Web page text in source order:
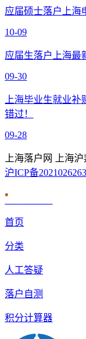
应届硕士落户上海
10-09
应届生落户上海最
09-30
上海毕业生就业
错过！
09-28
上海落户网 上海
沪ICP备
首页
分类
人工答疑
落户自测
积分计算器